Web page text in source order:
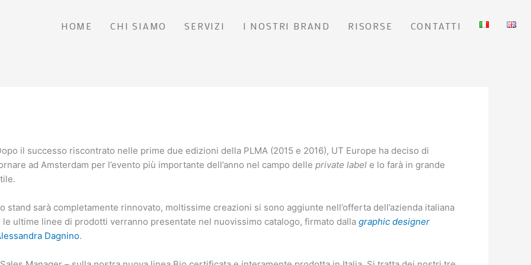
HOME CHI SIAMO SERVIZI I NOSTRI BRAND RISORSE CONTATTI
il successo riscontrato nelle prime due edizioni della PLMA (2015 e 2016), UT Europe ha deciso di
ad Amsterdam per l’evento più importante dell’anno nel campo delle private labele lo farà in grande
stand sarà completamente rinnovato, moltissime creazioni si sono aggiunte nell’offerta dell’azienda italiana
le ultime linee di prodotti verranno presentate nel nuovissimo catalogo, firmato dalla graphic designer
Dagnino.